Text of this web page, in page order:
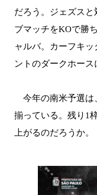
だろう。ジェズス
ブマッチをKOで勝
ャルバ。カーフキ
ントのダークホース
今年の南米予選は
揃っている。残り1
上がるのだろうか。